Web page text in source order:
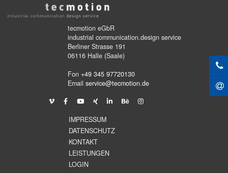
tecmotion eGbR
industrial communication.design service
Berliner Strasse 191
06116 Halle (Saale)
Fon +49 345 97720130
Email service@tecmotion.de
IMPRESSUM
DATENSCHUTZ
KONTAKT
LEISTUNGEN
LOGIN